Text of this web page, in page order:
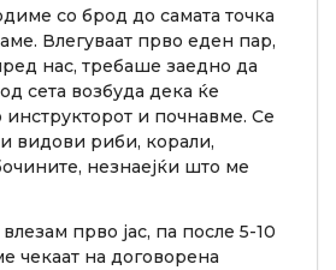
со брод до самата точка
Влегуваат прво еден пар,
нас, требаше заедно да
сета возбуда дека ќе
инструкторот и почнавме. Се
видови риби, корали,
незнаејќи што ме
прво јас, па после 5-10
чекаат на договорена